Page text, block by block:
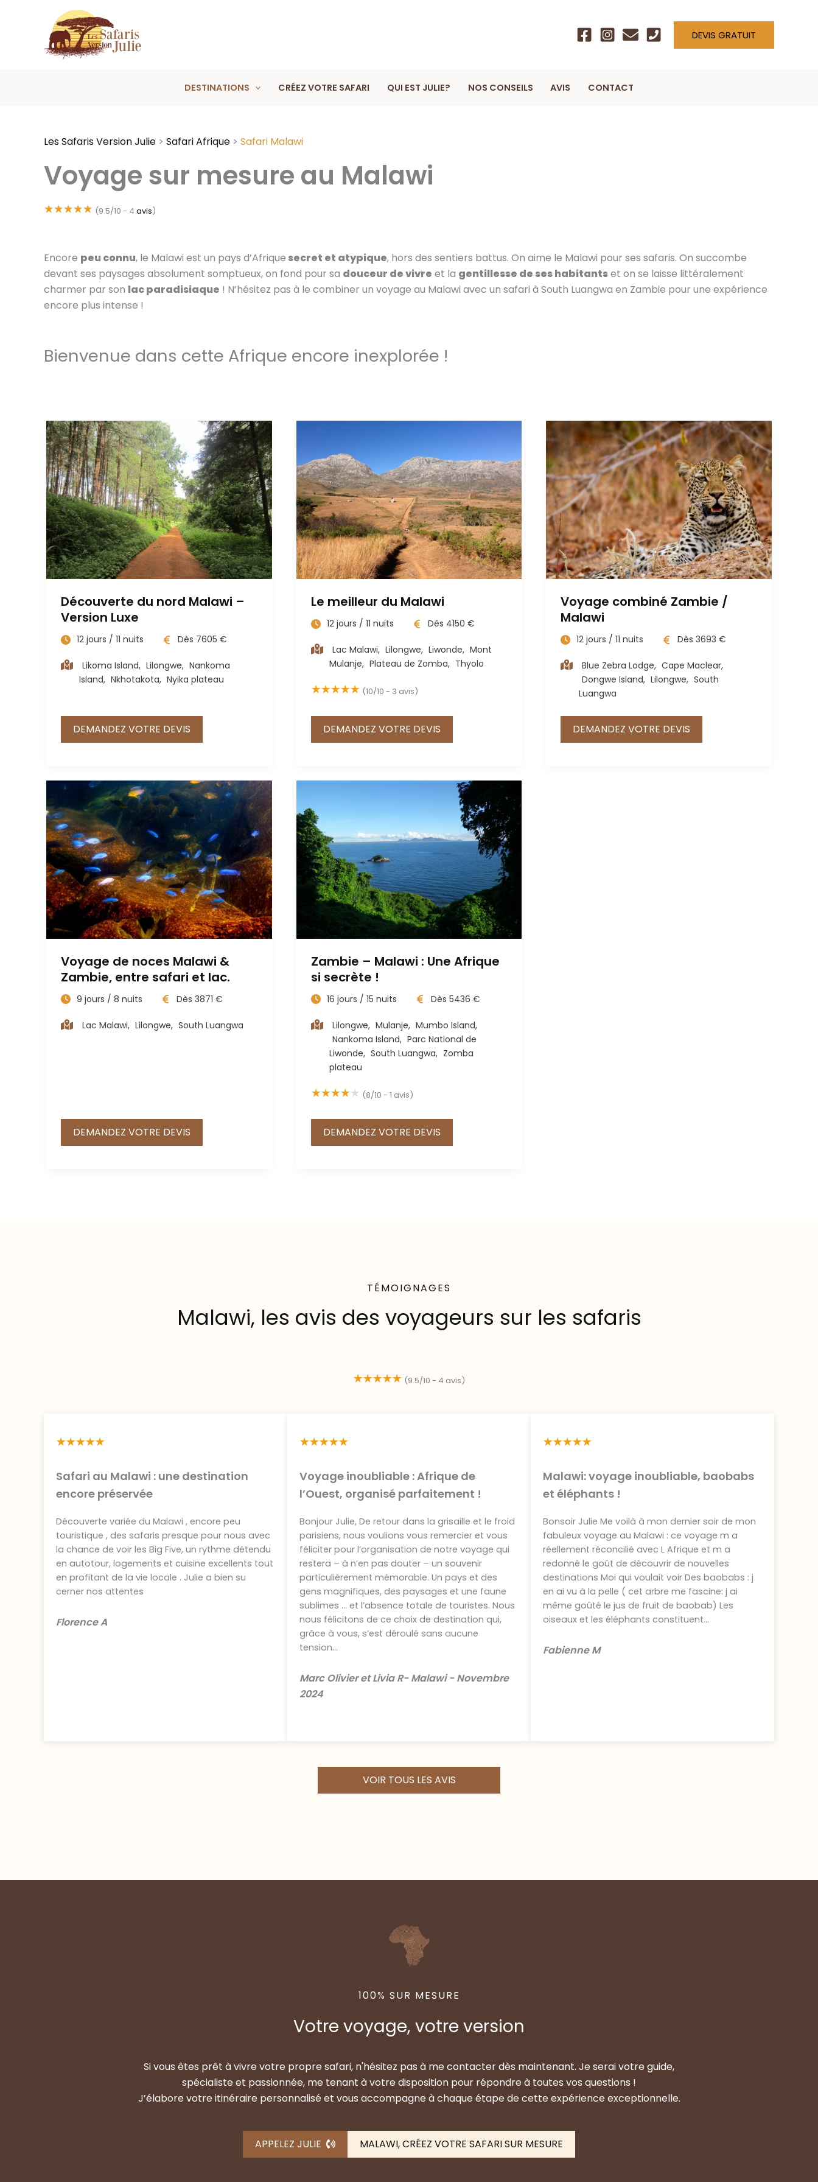
DEVIS GRATUIT
DESTINATIONS CRÉEZ VOTRE SAFARI QUI EST JULIE? NOS CONSEILS AVIS CONTACT
Les Safaris Version Julie > Safari Afrique > Safari Malawi
Voyage sur mesure au Malawi
(9.5/10 - 4 avis)
Encore peu connu, le Malawi est un pays d’Afrique secret et atypique, hors des sentiers battus. On aime le Malawi pour ses safaris. On succombe
devant ses paysages absolument somptueux, on fond pour sa douceur de vivre et la gentillesse de ses habitantset on se laisse littéralement
charmer par son lac paradisiaque ! N’hésitez pas à le combiner un voyage au Malawi avec un safari à South Luangwa en Zambie pour une expérience
encore plus intense !
Bienvenue dans cette Afrique encore inexplorée !
Découverte du nord Malawi –
Version Luxe
12 jours / 11 nuits Dès 7605 €
Likoma Island, Lilongwe, Nankoma
Island, Nkhotakota, Nyika plateau
DEMANDEZ VOTRE DEVIS
Le meilleur du Malawi
12jours / 11 nuits Dès 4150 €
Lac Malawi, Lilongwe, Liwonde, Mont
Mulanje, Plateau de Zomba, Thyolo
(10/10 - 3 avis)
DEMANDEZ VOTRE DEVIS
Voyage combiné Zambie /
Malawi
12 jours /11 nuits Dès3693 €
Blue Zebra Lodge, Cape Maclear,
Dongwe Island, Lilongwe, South
Luangwa
DEMANDEZ VOTRE DEVIS
Voyage de noces Malawi &
Zambie, entre safari et lac.
9 jours / 8 nuits Dès 3871 €
Lac Malawi, Lilongwe, South Luangwa
DEMANDEZ VOTRE DEVIS
Zambie – Malawi : Une Afrique
si secrète !
16 jours / 15 nuits Dès 5436 €
Lilongwe, Mulanje, Mumbo Island,
Nankoma Island, Parc National de
Liwonde, South Luangwa, Zomba
plateau
(8/10 - 1 avis)
DEMANDEZ VOTRE DEVIS
TÉMOIGNAGES
Malawi, les avis des voyageurs sur les safaris
(9.5/10 - 4 avis)
Safari au Malawi : une destination
encore préservée
Découverte variée du Malawi , encore peu
touristique , des safaris presque pour nous avec
la chance de voir les Big Five, un rythme détendu
en autotour, logements et cuisine excellents tout
en profitant de la vie locale . Julie a bien su
cerner nos attentes
Florence A
Voyage inoubliable : Afrique de
l’Ouest, organisé parfaitement !
Bonjour Julie, De retour dans la grisaille et le froid
parisiens, nous voulions vous remercier et vous
féliciter pour l’organisation de notre voyage qui
restera – à n’en pas douter – un souvenir
particulièrement mémorable. Un pays et des
gens magnifiques, des paysages et une faune
sublimes … et l’absence totale de touristes. Nous
nous félicitons de ce choix de destination qui,
grâce à vous, s’est déroulé sans aucune
tension...
Marc Olivier et Livia R- Malawi - Novembre
2024
Malawi: voyage inoubliable, baobabs
et éléphants !
Bonsoir Julie Me voilà à mon dernier soir de mon
fabuleux voyage au Malawi : ce voyage m a
réellement réconcilié avec L Afrique et m a
redonné le goût de découvrir de nouvelles
destinations Moi qui voulait voir Des baobabs : j
en ai vu à la pelle ( cet arbre me fascine: j ai
même goûté le jus de fruit de baobab) Les
oiseaux et les éléphants constituent...
Fabienne M
VOIR TOUS LES AVIS
100% SUR MESURE
Votre voyage, votre version
Si vous êtes prêt à vivre votre propre safari, n'hésitez pas à me contacter dès maintenant. Je serai votre guide,
spécialiste et passionnée, me tenant à votre disposition pour répondre à toutes vos questions !
J’élabore votre itinéraire personnalisé et vous accompagne à chaque étape de cette expérience exceptionnelle.
APPELEZ JULIE MALAWI, CRÉEZ VOTRE SAFARI SUR MESURE